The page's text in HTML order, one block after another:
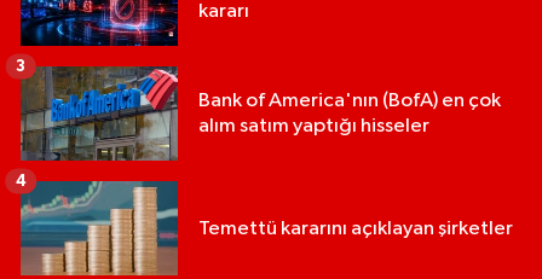
kararı
Bank of America'nın (BofA) en çok
alım satım yaptığı hisseler
3
Temettü kararını açıklayan şirketler
4